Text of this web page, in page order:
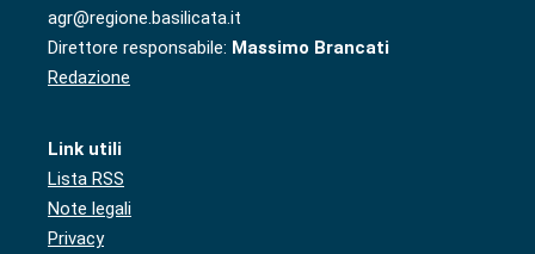
agr@regione.basilicata.it
Direttore responsabile: Massimo Brancati
Redazione
Link utili
Lista RSS
Note legali
Privacy